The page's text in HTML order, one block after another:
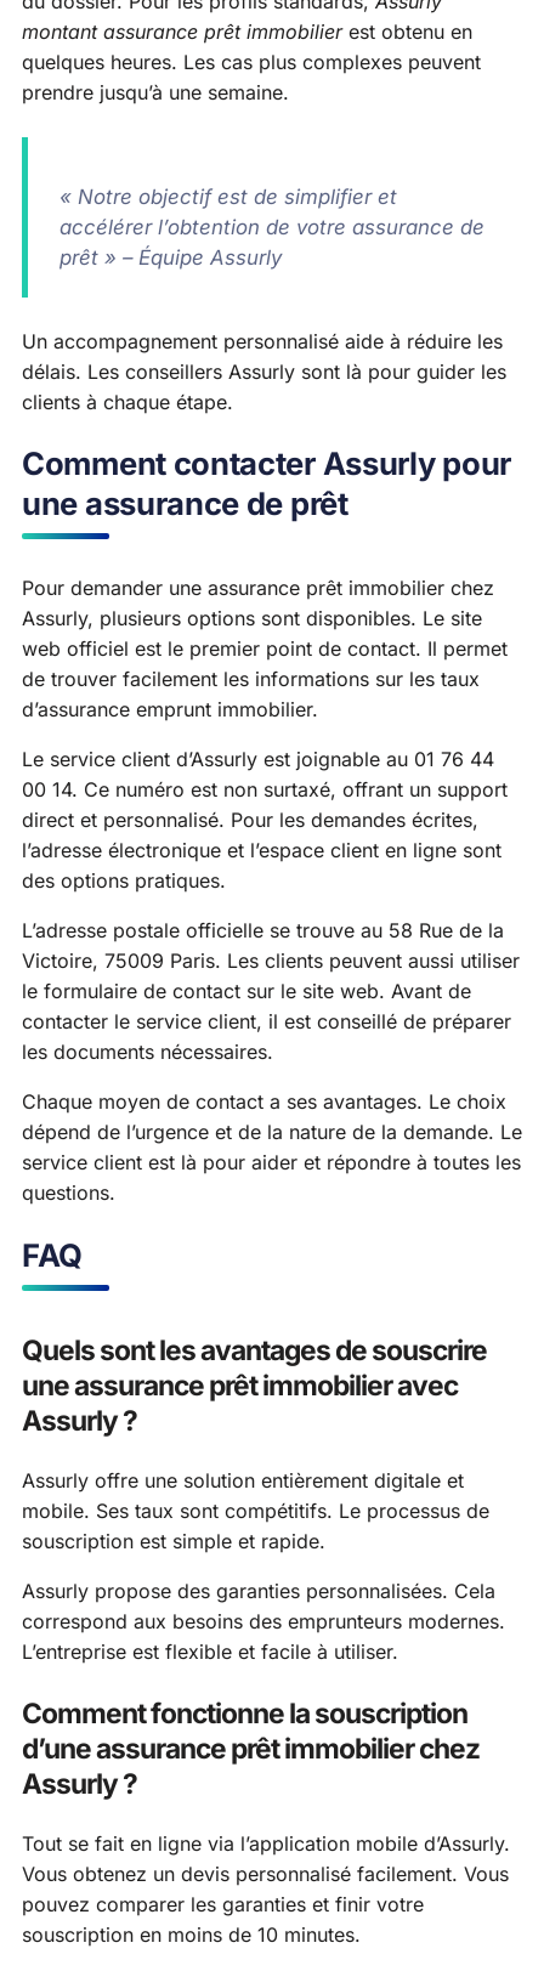
montant assurance prêt immobilierest obtenu en
quelques heures. Les cas plus complexes peuvent
prendre jusqu’à une semaine.
« Notre objectif est de simplifier et
accélérer l’obtention de votre assurance de
prêt » – Équipe Assurly
Un accompagnement personnalisé aide à réduire les
délais. Les conseillers Assurly sont là pour guider les
clients à chaque étape.
Comment contacter Assurly pour
une assurance de prêt
Pour demander une assurance prêt immobilier chez
Assurly, plusieurs options sont disponibles. Le site
web officiel est le premier point de contact. Il permet
de trouver facilement les informations sur les taux
d’assurance emprunt immobilier.
Le service client d’Assurly est joignable au 01 76 44
00 14. Ce numéro est non surtaxé, offrant un support
direct et personnalisé. Pour les demandes écrites,
l’adresse électronique et l’espace client en ligne sont
des options pratiques.
L’adresse postale officielle se trouve au 58 Rue de la
Victoire, 75009 Paris. Les clients peuvent aussi utiliser
le formulaire de contact sur le site web. Avant de
contacter le service client, il est conseillé de préparer
les documents nécessaires.
Chaque moyen de contact a ses avantages. Le choix
dépend de l’urgence et de la nature de la demande. Le
service client est là pour aider et répondre à toutes les
questions.
FAQ
Quels sont les avantages de souscrire
une assurance prêt immobilier avec
Assurly ?
Assurly offre une solution entièrement digitale et
mobile. Ses taux sont compétitifs. Le processus de
souscription est simple et rapide.
Assurly propose des garanties personnalisées. Cela
correspond aux besoins des emprunteurs modernes.
L’entreprise est flexible et facile à utiliser.
Comment fonctionne la souscription
d’une assurance prêt immobilier chez
Assurly ?
Tout se fait en ligne via l’application mobile d’Assurly.
Vous obtenez un devis personnalisé facilement. Vous
pouvez comparer les garanties et finir votre
souscription en moins de 10 minutes.